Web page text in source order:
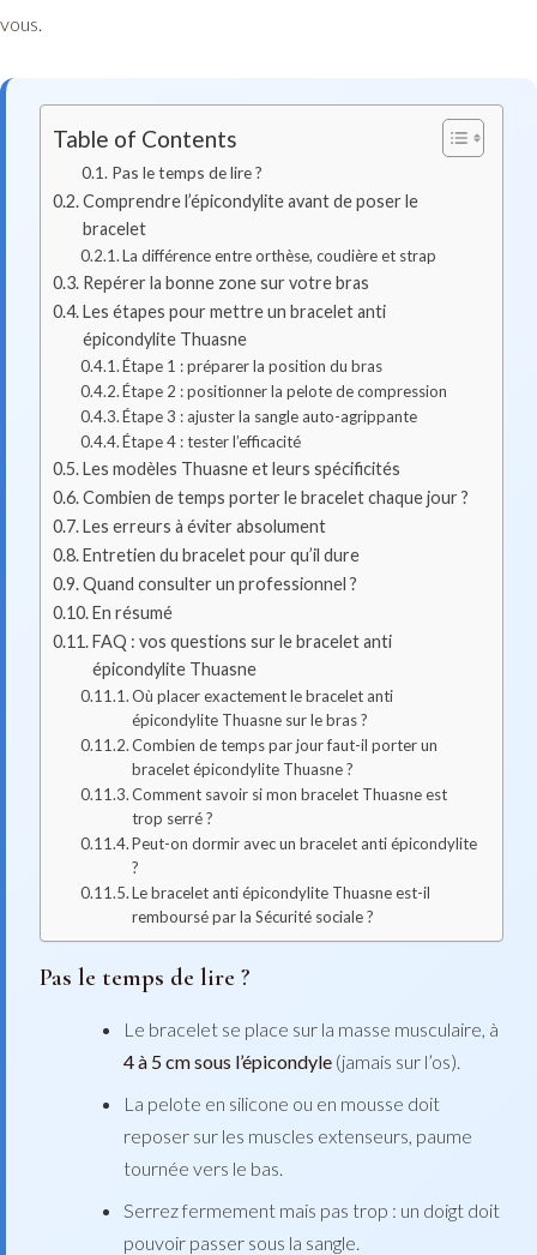
vous.
Table of Contents
Pas le temps de lire ?
Comprendre l’épicondylite avant de poser le
bracelet
La différence entre orthèse, coudière et strap
Repérer la bonne zone sur votre bras
Les étapes pour mettre un bracelet anti
épicondylite Thuasne
Étape 1 : préparer la position du bras
Étape 2 : positionner la pelote de compression
Étape 3 : ajuster la sangle auto-agrippante
Étape 4 : tester l’efficacité
Les modèles Thuasne et leurs spécificités
Combien de temps porter le bracelet chaque jour ?
Les erreurs à éviter absolument
Entretien du bracelet pour qu’il dure
Quand consulter un professionnel ?
En résumé
FAQ : vos questions sur le bracelet anti
épicondylite Thuasne
Où placer exactement le bracelet anti
épicondylite Thuasne sur le bras ?
Combien de temps par jour faut-il porter un
bracelet épicondylite Thuasne ?
Comment savoir si mon bracelet Thuasne est
trop serré ?
Peut-on dormir avec un bracelet anti épicondylite
?
Le bracelet anti épicondylite Thuasne est-il
remboursé par la Sécurité sociale ?
Pas le temps de lire ?
Le bracelet se place sur la masse musculaire, à
4 à 5 cm sous l’épicondyle (jamais sur l’os).
La pelote en silicone ou en mousse doit
reposer sur les muscles extenseurs, paume
tournée vers le bas.
Serrez fermement mais pas trop : un doigt doit
pouvoir passer sous la sangle.